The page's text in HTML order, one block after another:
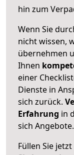
hin zum
Wenn Sie
nicht wissen,
übernehmen
Ihnen
einer
Dienste in
sich zurück.
Erfahrung in
sich Angebote.
Füllen Sie